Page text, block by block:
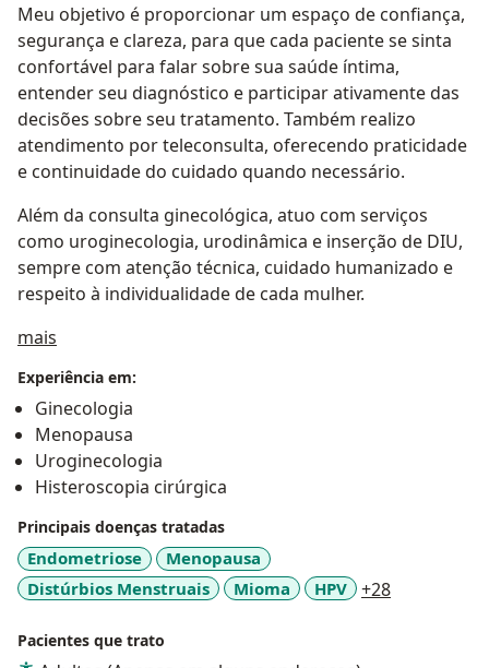
Meu objetivo é proporcionar um espaço de confiança,
segurança e clareza, para que cada paciente se sinta
confortável para falar sobre sua saúde íntima,
entender seu diagnóstico e participar ativamente das
decisões sobre seu tratamento. Também realizo
atendimento por teleconsulta, oferecendo praticidade
e continuidade do cuidado quando necessário.
Além da consulta ginecológica, atuo com serviços
como uroginecologia, urodinâmica e inserção de DIU,
sempre com atenção técnica, cuidado humanizado e
respeito à individualidade de cada mulher.
mais
Experiência em:
Ginecologia
Menopausa
Uroginecologia
Histeroscopia cirúrgica
Principais doenças tratadas
Endometriose
Menopausa
Distúrbios Menstruais
Mioma HPV +28
Pacientes que trato